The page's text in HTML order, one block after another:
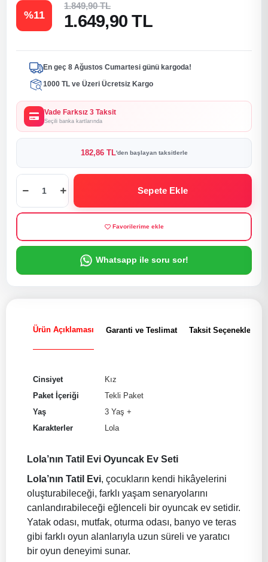
%11
1.849,90 TL
1.649,90 TL
En geç 8 Ağustos Cumartesi günü kargoda!
1000 TL ve Üzeri Ücretsiz Kargo
Vade Farksız 3 Taksit
Seçili banka kartlarında
182,86 TL'den başlayan taksitlerle
Sepete Ekle
Favorilerime ekle
Whatsapp ile soru sor!
Ürün Açıklaması Garanti ve Teslimat Taksit Seçenekleri
Cinsiyet
Kız
Paket İçeriği
Tekli Paket
Yaş
3 Yaş +
Karakterler
Lola
Lola’nın Tatil Evi Oyuncak Ev Seti
Lola’nın Tatil Evi, çocukların kendi hikâyelerini
oluşturabileceği, farklı yaşam senaryolarını
canlandırabileceği eğlenceli bir oyuncak ev setidir.
Yatak odası, mutfak, oturma odası, banyo ve teras
gibi farklı oyun alanlarıyla uzun süreli ve yaratıcı
bir oyun deneyimi sunar.